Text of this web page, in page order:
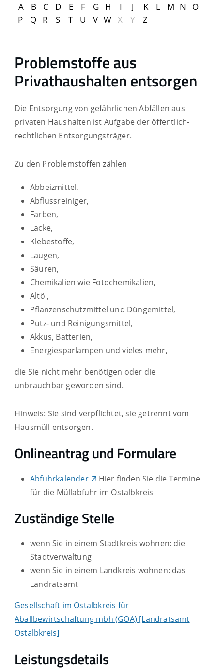
A B C D E F G H I J K L M N
O
P
Q R S T U V W X Y Z
Problemstoffe aus
Privathaushalten entsorgen
Die Entsorgung von gefährlichen Abfällen aus
privaten Haushalten ist Aufgabe der öffentlich-
rechtlichen Entsorgungsträger.
Zu den Problemstoffen zählen
Abbeizmittel,
Abflussreiniger,
Farben,
Lacke,
Klebestoffe,
Laugen,
Säuren,
Chemikalien wie Fotochemikalien,
Altöl,
Pflanzenschutzmittel und Düngemittel,
Putz- und Reinigungsmittel,
Akkus, Batterien,
Energiesparlampen und vieles mehr,
die Sie nicht mehr benötigen oder die
unbrauchbar geworden sind.
Hinweis: Sie sind verpflichtet, sie getrennt vom
Hausmüll entsorgen.
Onlineantrag und Formulare
Abfuhrkalender
Hier finden Sie die Termine
für die Müllabfuhr im Ostalbkreis
Zuständige Stelle
wenn Sie in einem Stadtkreis wohnen: die
Stadtverwaltung
wenn Sie in einem Landkreis wohnen: das
Landratsamt
Gesellschaft im Ostalbkreis für
Aballbewirtschaftung mbh (GOA) [Landratsamt
Ostalbkreis]
Leistungsdetails